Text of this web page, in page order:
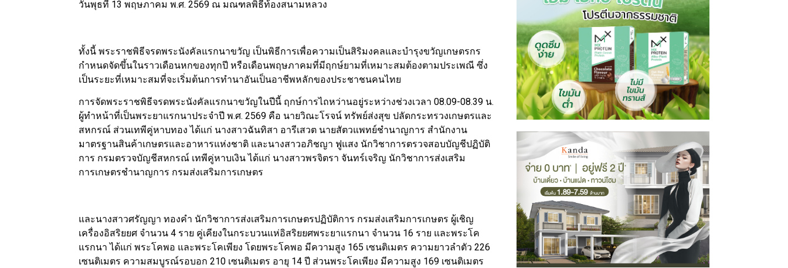
วันพุธที่ 13 พฤษภาคม พ.ศ. 2569 ณ มณฑลพิธีท้องสนามหลวง
ทั้งนี้ พระราชพิธีจรดพระนังคัลแรกนาขวัญ เป็นพิธีการเพื่อความเป็นสิริมงคลและบำรุงขวัญเกษตรกร
กำหนดจัดขึ้นในราวเดือนหกของทุกปี หรือเดือนพฤษภาคมที่มีฤกษ์ยามที่เหมาะสมต้องตามประเพณี ซึ่ง
เป็นระยะที่เหมาะสมที่จะเริ่มต้นการทำนาอันเป็นอาชีพหลักของประชาชนคนไทย
การจัดพระราชพิธีจรดพระนังคัลแรกนาขวัญในปีนี้ ฤกษ์การไถหว่านอยู่ระหว่างช่วงเวลา 08.09-08.39 น.
ผู้ทำหน้าที่เป็นพระยาแรกนาประจำปี พ.ศ. 2569 คือ นายวิณะโรจน์ ทรัพย์ส่งสุข ปลัดกระทรวงเกษตรและ
สหกรณ์ ส่วนเทพีคู่หาบทอง ได้แก่ นางสาวฉันทิสา อารีเสวต นายสัตวแพทย์ชำนาญการ สำนักงาน
มาตรฐานสินค้าเกษตรและอาหารแห่งชาติ และนางสาวอภิชญา ฟูแสง นักวิชาการตรวจสอบบัญชีปฏิบัติ
การ กรมตรวจบัญชีสหกรณ์ เทพีคู่หาบเงิน ได้แก่ นางสาวพรจิตรา จันทร์เจริญ นักวิชาการส่งเสริม
การเกษตรชำนาญการ กรมส่งเสริมการเกษตร
และนางสาวศรัญญา ทองคำ นักวิชาการส่งเสริมการเกษตรปฏิบัติการ กรมส่งเสริมการเกษตร ผู้เชิญ
เครื่องอิสริยยศ จำนวน 4 ราย คู่เคียงในกระบวนแห่อิสริยยศพระยาแรกนา จำนวน 16 ราย และพระโค
แรกนา ได้แก่ พระโคพอ และพระโคเพียง โดยพระโคพอ มีความสูง 165 เซนติเมตร ความยาวลำตัว 226
เซนติเมตร ความสมบูรณ์รอบอก 210 เซนติเมตร อายุ 14 ปี ส่วนพระโคเพียง มีความสูง 169 เซนติเมตร